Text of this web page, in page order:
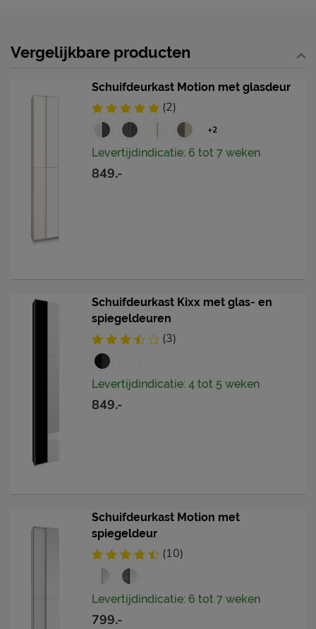
Vergelijkbare producten
Schuifdeurkast Motion met glasdeur
(2)
+2
Levertijdindicatie: 6 tot 7 weken
849.-
Schuifdeurkast Kixx met glas- en
spiegeldeuren
(3)
Levertijdindicatie: 4 tot 5 weken
849.-
Schuifdeurkast Motion met
spiegeldeur
(10)
Levertijdindicatie: 6 tot 7 weken
799.-